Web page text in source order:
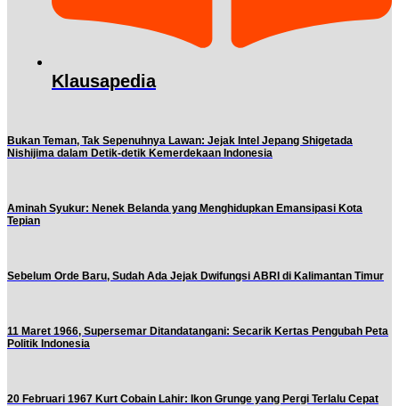
Klausapedia
Bukan Teman, Tak Sepenuhnya Lawan: Jejak Intel Jepang Shigetada
Nishijima dalam Detik-detik Kemerdekaan Indonesia
Aminah Syukur: Nenek Belanda yang Menghidupkan Emansipasi Kota
Tepian
Sebelum Orde Baru, Sudah Ada Jejak Dwifungsi ABRI di Kalimantan Timur
11 Maret 1966, Supersemar Ditandatangani: Secarik Kertas Pengubah Peta
Politik Indonesia
20 Februari 1967 Kurt Cobain Lahir: Ikon Grunge yang Pergi Terlalu Cepat